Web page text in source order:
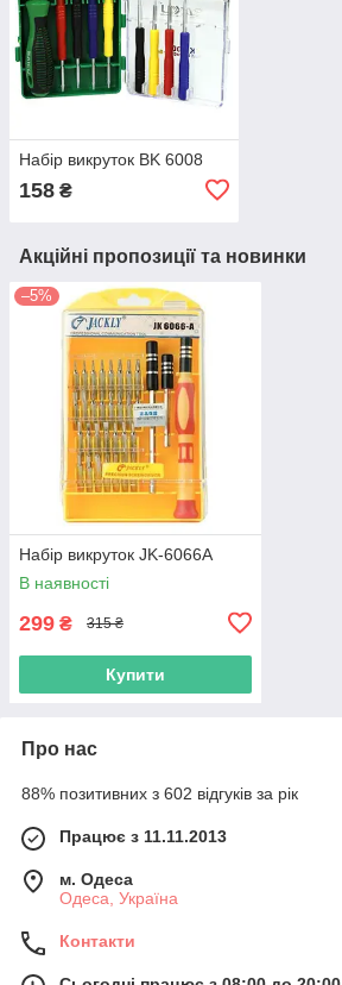
Набір викруток BK 6008
158 ₴
Акційні пропозиції та новинки
–5%
Набір викруток JK-6066A
В наявності
299 ₴ 315 ₴
Купити
Про нас
88% позитивних з 602 відгуків за рік
Працює з 11.11.2013
м. Одеса
Одеса, Україна
Контакти